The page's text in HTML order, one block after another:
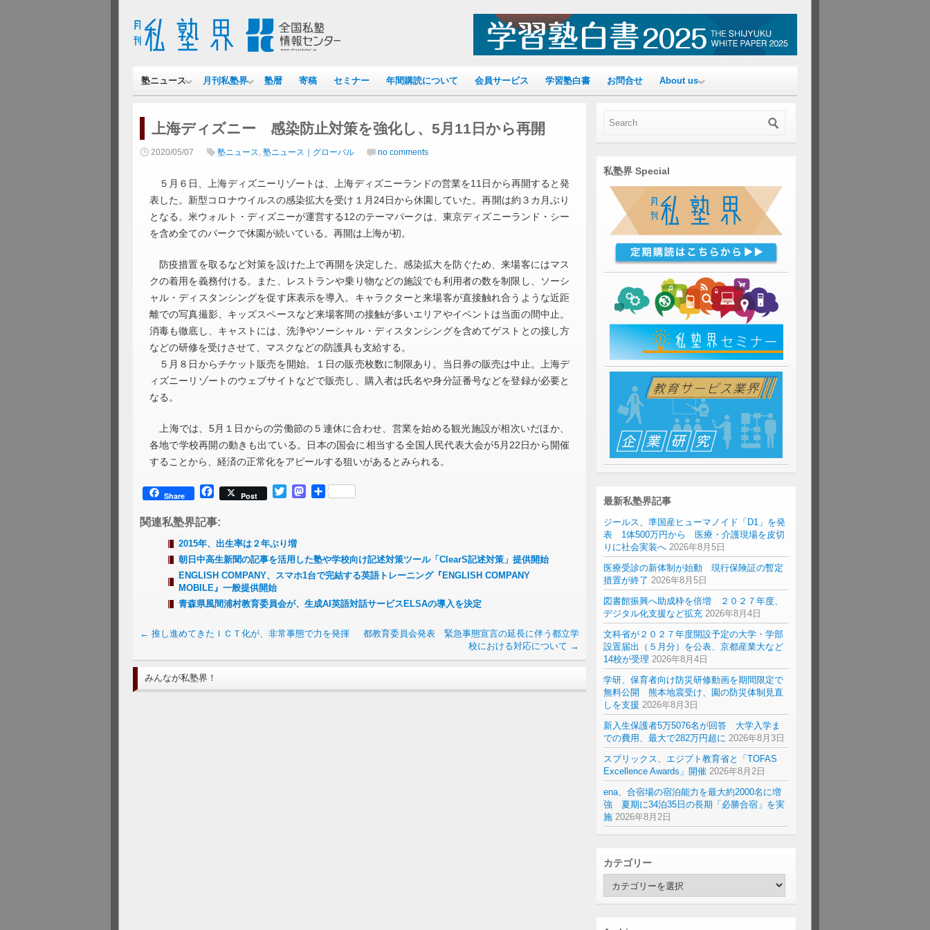
塾ニュース 月刊私塾界 塾暦 寄稿 セミナー 年間購読について 会員サービス 学習塾白書 お問合せ About us
上海ディズニー 感染防止対策を強化し、5月11日から再開
2020/05/07 塾ニュース, 塾ニュース｜グローバル no comments
５月６日、上海ディズニーリゾートは、上海ディズニーランドの営業を11日から再開すると発
表した。新型コロナウイルスの感染拡大を受け１月24日から休園していた。再開は約３カ月ぶり
となる。米ウォルト・ディズニーが運営する12のテーマパークは、東京ディズニーランド・シー
を含め全てのパークで休園が続いている。再開は上海が初。
防疫措置を取るなど対策を設けた上で再開を決定した。感染拡大を防ぐため、来場客にはマス
クの着用を義務付ける。また、レストランや乗り物などの施設でも利用者の数を制限し、ソーシ
ャル・ディスタンシングを促す床表示を導入。キャラクターと来場客が直接触れ合うような近距
離での写真撮影、キッズスペースなど来場客間の接触が多いエリアやイベントは当面の間中止。
消毒も徹底し、キャストには、洗浄やソーシャル・ディスタンシングを含めてゲストとの接し方
などの研修を受けさせて、マスクなどの防護具も支給する。
５月８日からチケット販売を開始。１日の販売枚数に制限あり。当日券の販売は中止。上海デ
ィズニーリゾートのウェブサイトなどで販売し、購入者は氏名や身分証番号などを登録が必要と
なる。
上海では、5月１日からの労働節の５連休に合わせ、営業を始める観光施設が相次いだほか、
各地で学校再開の動きも出ている。日本の国会に相当する全国人民代表大会が5月22日から開催
することから、経済の正常化をアピールする狙いがあるとみられる。
Share Facebook
Post TwitterMastodon
共
関連私塾界記事:
2015年、出生率は２年ぶり増
朝日中高生新聞の記事を活用した塾や学校向け記述対策ツール「ClearS記述対策」提供開始
ENGLISH COMPANY、スマホ1台で完結する英語トレーニング『ENGLISH COMPANY
MOBILE』一般提供開始
青森県風間浦村教育委員会が、生成AI英語対話サービスELSAの導入を決定
← 推し進めてきたＩＣＴ化が、非常事態で力を発揮
都教育委員会発表 緊急事態宣言の延長に伴う都立学
校における対応について →
みんなが私塾界！
私塾界 Special
最新私塾界記事
ジールス、準国産ヒューマノイド「D1」を発
表 1体500万円から 医療・介護現場を皮切
りに社会実装へ 2026年8月5日
医療受診の新体制が始動 現行保険証の暫定
措置が終了 2026年8月5日
図書館振興へ助成枠を倍増 ２０２７年度、
デジタル化支援など拡充 2026年8月4日
文科省が２０２７年度開設予定の大学・学部
設置届出（５月分）を公表、京都産業大など
14校が受理 2026年8月4日
学研、保育者向け防災研修動画を期間限定で
無料公開 熊本地震受け、園の防災体制見直
しを支援 2026年8月3日
新入生保護者5万5076名が回答 大学入学ま
での費用、最大で282万円超に 2026年8月3日
スプリックス、エジプト教育省と「TOFAS
Excellence Awards」開催 2026年8月2日
ena、合宿場の宿泊能力を最大約2000名に増
強 夏期に34泊35日の長期「必勝合宿」を実
施 2026年8月2日
カテゴリー
ゴ